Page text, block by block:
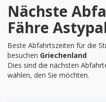
Nächste
Fähre
Beste Abfahrtszeiten für die
besuchen Griechenland
Dies sind die nächsten
wählen, den Sie möchten.